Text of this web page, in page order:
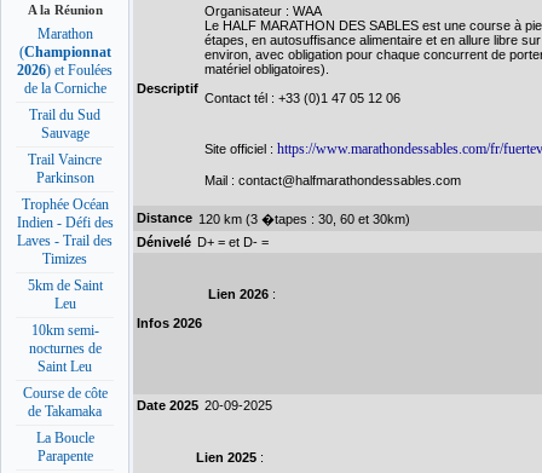
A la Réunion
Marathon
(Championnat
2026) et Foulées
de la Corniche
Trail du Sud
Sauvage
Trail Vaincre
Parkinson
Trophée Océan
Indien - Défi des
Laves - Trail des
Timizes
5km de Saint
Leu
10km semi-
nocturnes de
Saint Leu
Course de côte
de Takamaka
La Boucle
Parapente
Descriptif
Organisateur : WAA
Le HALF MARATHON DES SABLES est une course à
étapes, en autosuffisance alimentaire et en allure libre
environ, avec obligation pour chaque concurrent de
matériel obligatoires).
Contact tél : +33 (0)1 47 05 12 06
Site officiel : https://www.marathondessables.com/fr/
Mail : contact@halfmarathondessables.com
Distance 120 km (3 �tapes : 30, 60 et 30km)
Dénivelé D+ = et D- =
Infos 2026
Lien 2026 :
Date 2025 20-09-2025
Lien 2025 :